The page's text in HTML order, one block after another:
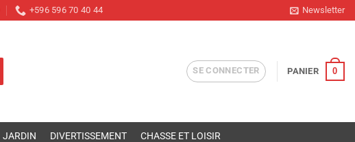
+596 596 70 40 44 Newsletter
SE CONNECTER PANIER 0
JARDIN DIVERTISSEMENT CHASSE ET LOISIR